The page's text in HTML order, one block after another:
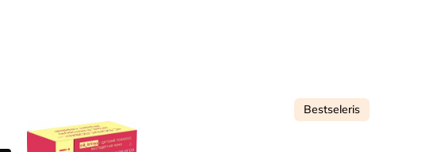
Bestseleris